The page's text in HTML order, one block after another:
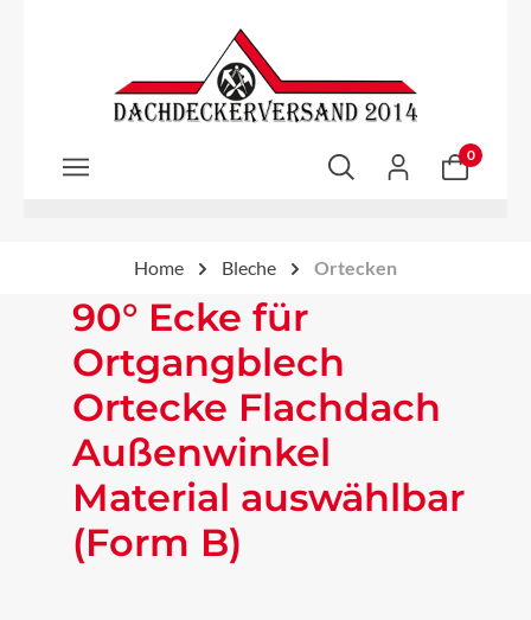
Zum Hauptinhalt springen
0
Home Bleche Ortecken
90° Ecke für
Ortgangblech
Ortecke Flachdach
Außenwinkel
Material auswählbar
(Form B)